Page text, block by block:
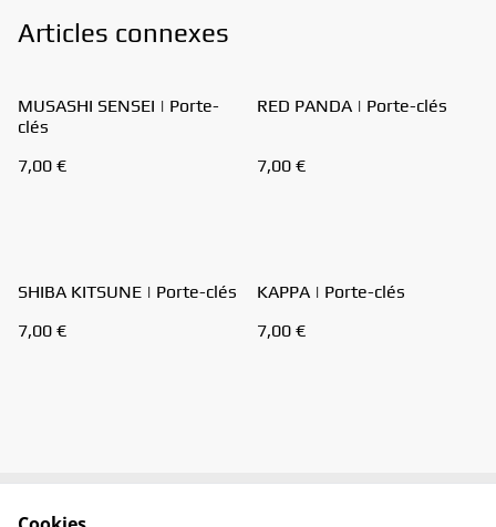
Articles connexes
MUSASHI SENSEI | Porte-
clés
7,00 €
RED PANDA | Porte-clés
7,00 €
SHIBA KITSUNE | Porte-clés
7,00 €
KAPPA | Porte-clés
7,00 €